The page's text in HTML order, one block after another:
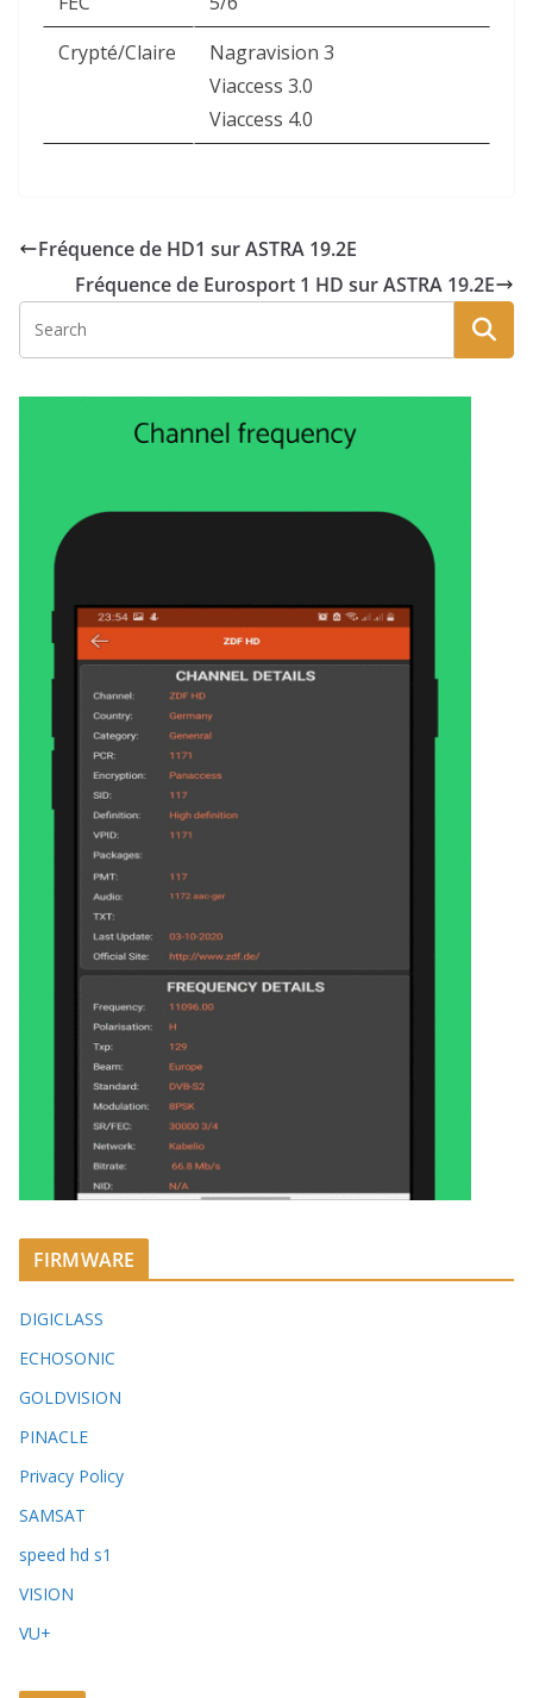
Crypté/Claire
Nagravision 3
Viaccess 3.0
Viaccess 4.0
Fréquence de HD1 sur ASTRA 19.2E
Fréquence de Eurosport 1 HD sur ASTRA 19.2E
FIRMWARE
DIGICLASS
ECHOSONIC
GOLDVISION
PINACLE
Privacy Policy
SAMSAT
speed hd s1
VISION
VU+